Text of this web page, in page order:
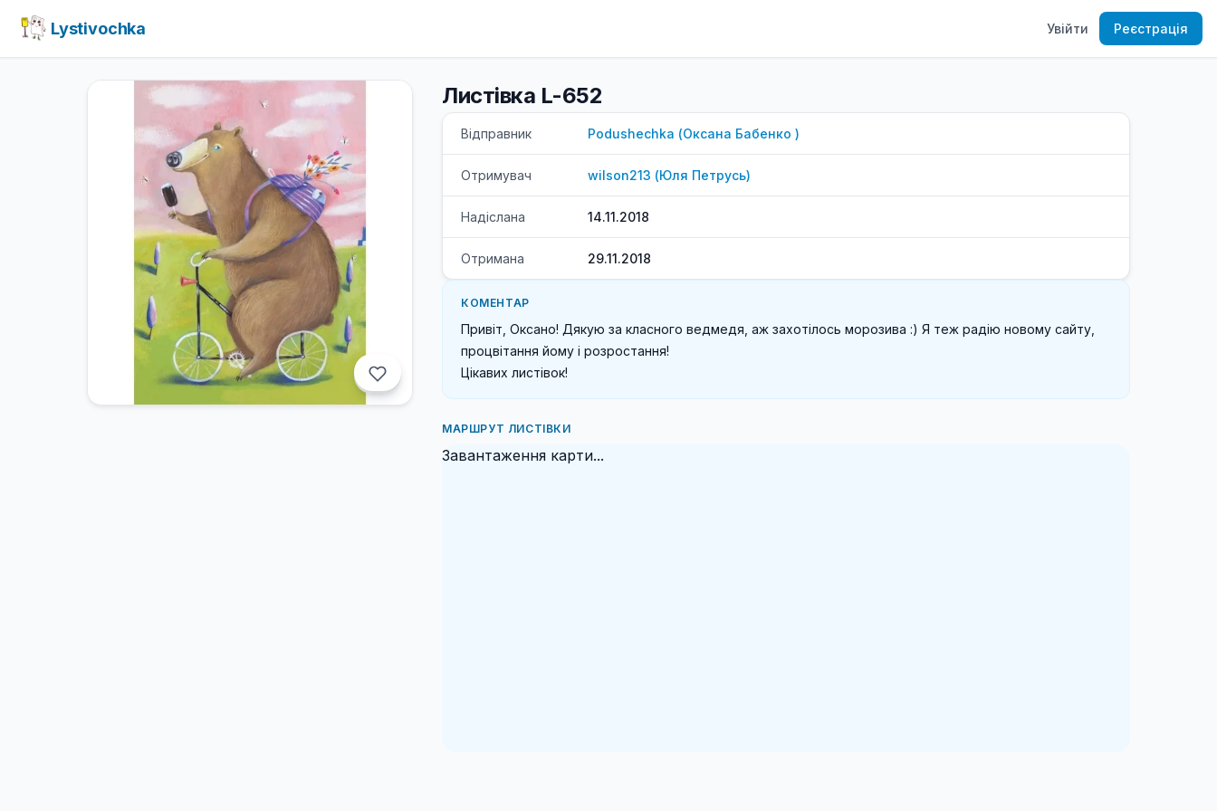
Lystivochka Увійти Реєстрація
Листівка L-652
Відправник Podushechka (Оксана Бабенко )
Отримувач wilson213 (Юля Петрусь)
Надіслана 14.11.2018
Отримана 29.11.2018
КОМЕНТАР
Привіт, Оксано! Дякую за класного ведмедя, аж захотілось морозива :) Я теж радію новому сайту,
процвітання йому і розростання!
Цікавих листівок!
МАРШРУТ ЛИСТІВКИ
Завантаження карти...